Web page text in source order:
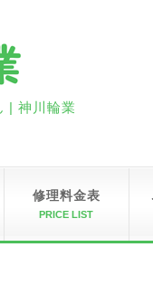
| 神川輪業
修理料金表
PRICE LIST